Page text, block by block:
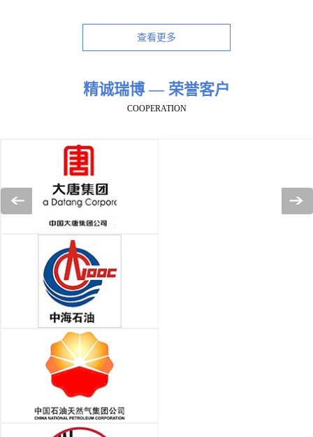
查看更多
精诚瑞博 — 荣誉客户
COOPERATION